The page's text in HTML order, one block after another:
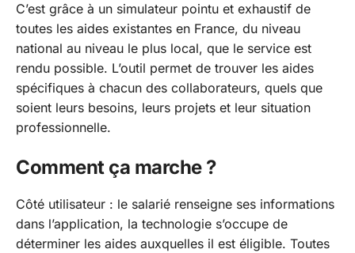
C’est grâce à un simulateur pointu et exhaustif de
toutes les aides existantes en France, du niveau
national au niveau le plus local, que le service est
rendu possible. L’outil permet de trouver les aides
spécifiques à chacun des collaborateurs, quels que
soient leurs besoins, leurs projets et leur situation
professionnelle.
Comment ça marche ?
Côté utilisateur : le salarié renseigne ses informations
dans l’application, la technologie s’occupe de
déterminer les aides auxquelles il est éligible. Toutes